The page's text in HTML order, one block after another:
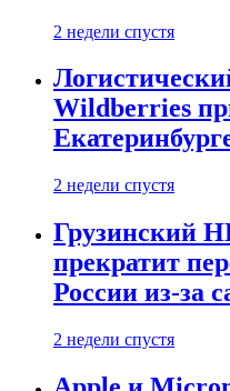
2 недели спустя
Wildberries
2 недели спустя
Грузинский
прекратит
России из-за
2 недели спустя